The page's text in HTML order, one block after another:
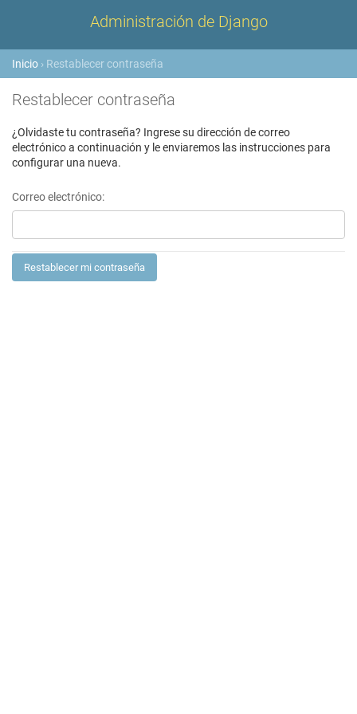
Administración de Django
Inicio › Restablecer contraseña
Restablecer contraseña
¿Olvidaste tu contraseña? Ingrese su dirección de correo
electrónico a continuación y le enviaremos las instrucciones para
configurar una nueva.
Correo electrónico: